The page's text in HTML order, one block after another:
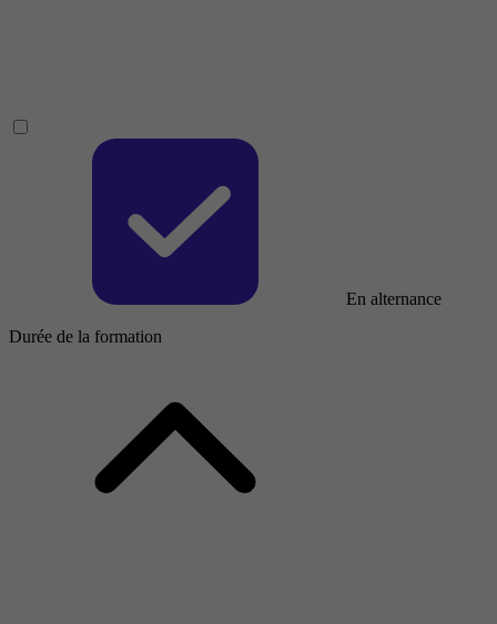
En alternance
Durée de la formation